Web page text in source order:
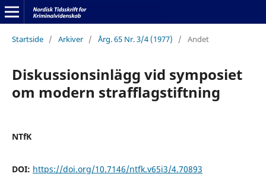
Startside / Arkiver / Årg. 65 Nr. 3/4 (1977) / Andet
Diskussionsinlägg vid symposiet
om modern strafflagstiftning
NTfK
DOI: https://doi.org/10.7146/ntfk.v65i3/4.70893